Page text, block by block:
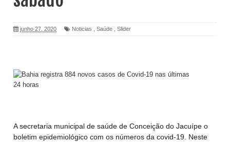
junho 27, 2020 Noticias Saúde Slider
A secretaria municipal de saúde de Conceição do Jacuípe o
boletim epidemiológico com os números da covid-19. Neste